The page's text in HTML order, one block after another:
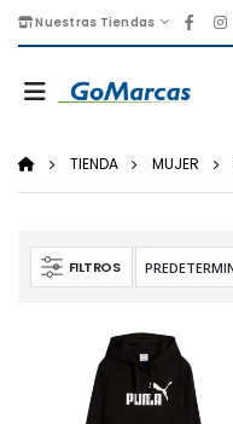
Nuestras Tiendas
TIENDA MUJER
FILTROS